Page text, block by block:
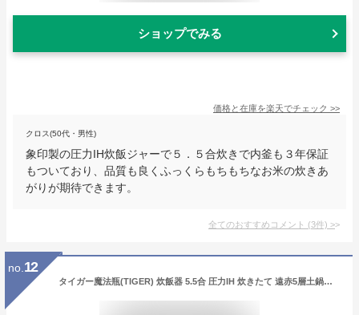
ショップでみる
価格と在庫を楽天でチェック >>
クロス(50代・男性)
象印製の圧力IH炊飯ジャーで５．５合炊きで内釜も３年保証
もついており、品質も良くふっくらもちもちなお米の炊きあ
がりが期待できます。
全てのおすすめコメント (3件) >
no. 12
タイガー魔法瓶(TIGER) 炊飯器 5.5合 圧力IH 炊きたて 遠赤5層土鍋コート釜 粒立ち保温 お手入れ簡単 マットブラック JPV-A100KM